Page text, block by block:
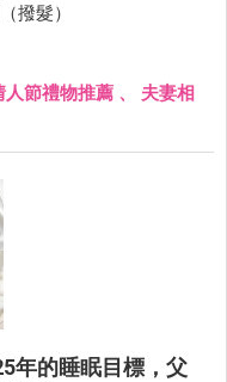
撥髮）
人節禮物推薦 、 夫妻相
年的睡眠目標，父